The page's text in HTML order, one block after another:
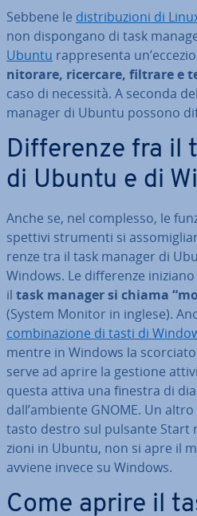
Sebbene le di­stri­bu­zio­ni di
non di­spon­ga­no di task
Ubuntu rap­pre­sen­ta
ni­to­ra­re, ricercare, filtrare e
caso di necessità. A seconda
manager di Ubuntu possono
Dif­fe­ren­ze fra il
di Ubuntu e di
Anche se, nel complesso, le
spet­ti­vi strumenti si
ren­ze tra il task manager di
Windows. Le dif­fe­ren­ze
il task manager si chiama
(System Monitor in inglese).
com­bi­na­zio­ne di tasti di
mentre in Windows la
serve ad aprire la gestione
questa attiva una finestra di
dall’ambiente GNOME. Un
tasto destro sul pulsante Start
zio­ni in Ubuntu, non si apre il
avviene invece su Windows.
Come aprire il